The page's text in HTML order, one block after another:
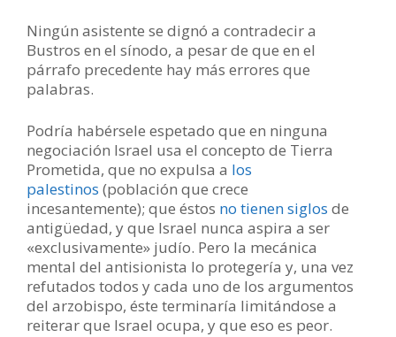
Ningún asistente se dignó a contradecir a
Bustros en el sínodo, a pesar de que en el
párrafo precedente hay más errores que
palabras.
Podría habérsele espetado que en ninguna
negociación Israel usa el concepto de Tierra
Prometida, que no expulsa a los
palestinos (población que crece
incesantemente); que éstos no tienen siglos de
antigüedad, y que Israel nunca aspira a ser
«exclusivamente» judío. Pero la mecánica
mental del antisionista lo protegería y, una vez
refutados todos y cada uno de los argumentos
del arzobispo, éste terminaría limitándose a
reiterar que Israel ocupa, y que eso es peor.